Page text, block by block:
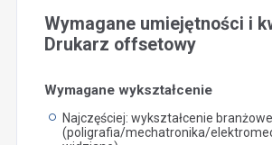
Wymagane umiejętności i
Drukarz offsetowy
Wymagane wykształcenie
Najczęściej: wykształcenie
(poligrafia/mechatronika/